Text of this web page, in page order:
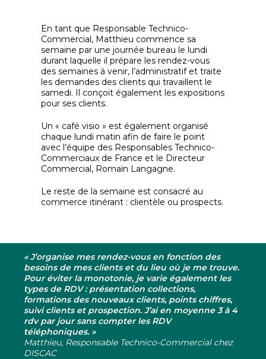
En tant que Responsable Technico-
Commercial, Matthieu commence sa
semaine par une journée bureau le lundi
durant laquelle il prépare les rendez-vous
des semaines à venir, l’administratif et traite
les demandes des clients qui travaillent le
samedi. Il conçoit également les expositions
pour ses clients.
Un « café visio » est également organisé
chaque lundi matin afin de faire le point
avec l’équipe des Responsables Technico-
Commerciaux de France et le Directeur
Commercial, Romain Langagne.
Le reste de la semaine est consacré au
commerce itinérant : clientèle ou prospects.
« J’organise mes rendez-vous en fonction des
besoins de mes clients et du lieu où je me trouve.
Pour éviter la monotonie, je varie également les
types de RDV : présentation collections,
formations des nouveaux clients, points chiffres,
suivi clients et prospection. J’ai en moyenne 3 à 4
rdv par jour sans compter les RDV
téléphoniques. »
Matthieu, Responsable Technico-Commercial chez
DISCAC